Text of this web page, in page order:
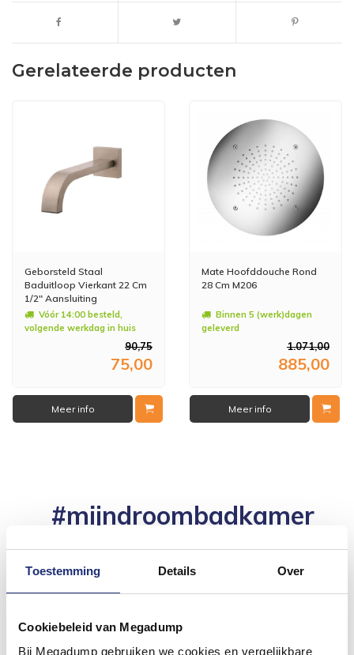
Toestemming Details Over
Cookiebeleid van Megadump
Bij Megadump gebruiken we cookies en vergelijkbare
Gerelateerde producten
Geborsteld Staal
Baduitloop Vierkant 22 Cm
1/2" Aansluiting
Vóór 14:00 besteld,
volgende werkdag in huis
90,75
75,00
Meer info
Mate Hoofddouche Rond
28 Cm M206
Binnen 5 (werk)dagen
geleverd
1.071,00
885,00
Meer info
#mijndroombadkamer
badkamer op Instagram met #mijndroombadkamer
en tag @megadumpnl. Samen bouwen we een
inspirerende omgeving vol met unieke
badkamerstijlen. Doe je mee?